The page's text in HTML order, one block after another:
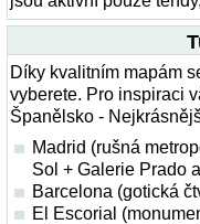
Díky kvalitním mapám
vyberete. Pro inspiraci
Španělsko -
Madrid (rušná
Sol + Galerie Prado
Barcelona (gotická
El Escorial